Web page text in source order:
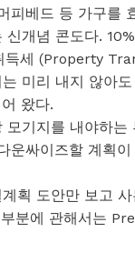
피베드 등 가구를
신개념 콘도다.
득세 (Property
미리 내지 않아
왔다.
모기지를 내야하
운싸이즈할 계획
획 도안만 보고
분에 관해서는